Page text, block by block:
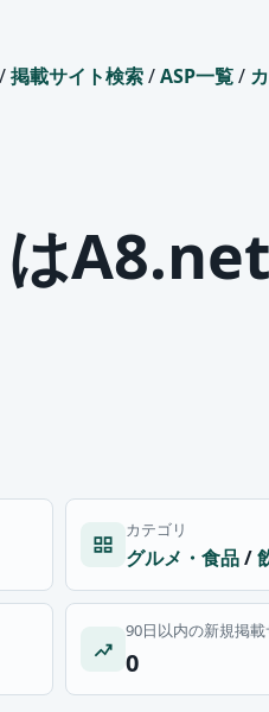
/掲載サイト検索/ASP一覧/
カテゴリ
グルメ・食品 /
90日以内の新規掲載
0